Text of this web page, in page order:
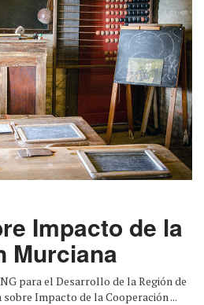
Impacto de la
Murciana
para el Desarrollo de la Región de
Impacto de la Cooperación ...